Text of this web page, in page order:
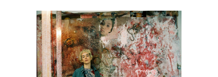
GALERIE CHANTAL CROUSEL
10 RUE CHARLOT, 75003 PARIS
+33 1 42 77 38 87
GALERIE@CROUSEL.COM
HORAIRES D'OUVERTURE
DU MARDI AU VENDREDI